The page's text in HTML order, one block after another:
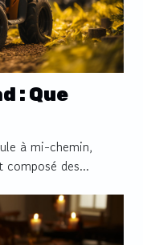
: Que
à mi-chemin,
des...